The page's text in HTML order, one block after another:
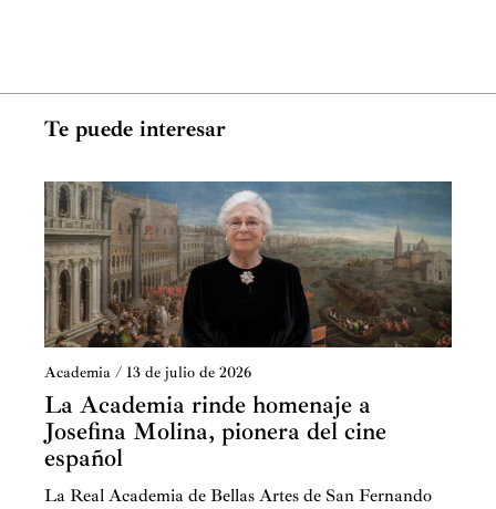
Te puede interesar
Academia / 13 de julio de 2026
La Academia rinde homenaje a
Josefina Molina, pionera del cine
español
La Real Academia de Bellas Artes de San Fernando